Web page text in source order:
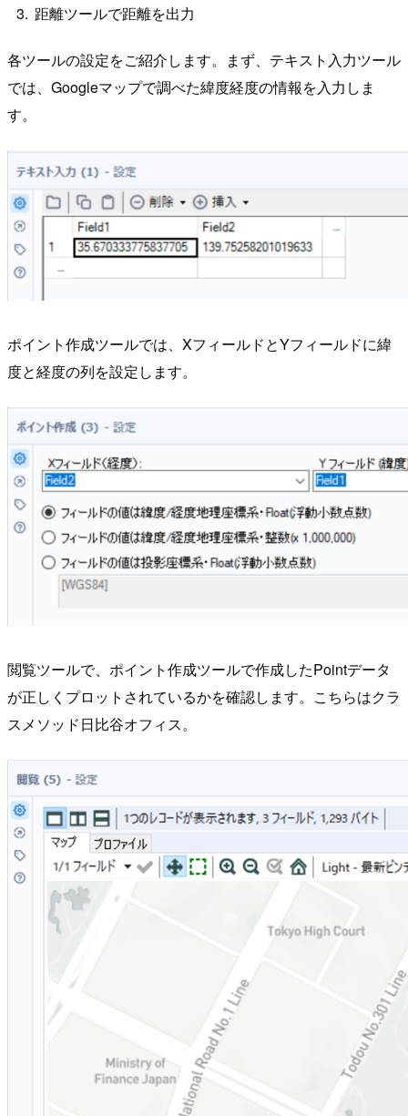
距離ツールで距離を出力
各ツールの設定をご紹介します。まず、テキスト入力ツール
では、Googleマップで調べた緯度経度の情報を入力しま
す。
ポイント作成ツールでは、XフィールドとYフィールドに緯
度と経度の列を設定します。
閲覧ツールで、ポイント作成ツールで作成したPointデータ
が正しくプロットされているかを確認します。こちらはクラ
スメソッド日比谷オフィス。